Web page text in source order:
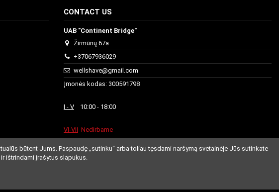
CONTACT US
UAB "Continent Bridge"
Žirmūnų 67a
+37067936029
wellshave@gmail.com
Įmonės kodas: 300591798
I - V 10:00 - 18:00
VI-VII Nedirbame
būtent Jums. Paspaudę „sutinku“ arba toliau tęsdami naršymą svetainėje Jūs sutinkate
ištrindami įrašytus slapukus.